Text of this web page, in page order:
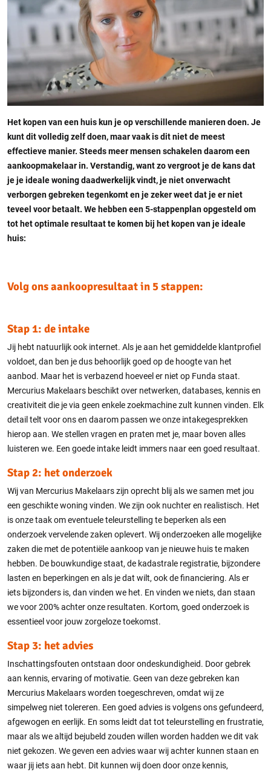
Het kopen van een huis kun je op verschillende manieren doen. Je
kunt dit volledig zelf doen, maar vaak is dit niet de meest
effectieve manier. Steeds meer mensen schakelen daarom een
aankoopmakelaar in. Verstandig, want zo vergroot je de kans dat
je je ideale woning daadwerkelijk vindt, je niet onverwacht
verborgen gebreken tegenkomt en je zeker weet dat je er niet
teveel voor betaalt. We hebben een 5-stappenplan opgesteld om
tot het optimale resultaat te komen bij het kopen van je ideale
huis:
Volg ons aankoopresultaat in 5 stappen:
Stap 1: de intake
Jij hebt natuurlijk ook internet. Als je aan het gemiddelde klantprofiel
voldoet, dan ben je dus behoorlijk goed op de hoogte van het
aanbod. Maar het is verbazend hoeveel er niet op Funda staat.
Mercurius Makelaars beschikt over netwerken, databases, kennis en
creativiteit die je via geen enkele zoekmachine zult kunnen vinden. Elk
detail telt voor ons en daarom passen we onze intakegesprekken
hierop aan. We stellen vragen en praten met je, maar boven alles
luisteren we. Een goede intake leidt immers naar een goed resultaat.
Stap 2: het onderzoek
Wij van Mercurius Makelaars zijn oprecht blij als we samen met jou
een geschikte woning vinden. We zijn ook nuchter en realistisch. Het
is onze taak om eventuele teleurstelling te beperken als een
onderzoek vervelende zaken oplevert. Wij onderzoeken alle mogelijke
zaken die met de potentiële aankoop van je nieuwe huis te maken
hebben. De bouwkundige staat, de kadastrale registratie, bijzondere
lasten en beperkingen en als je dat wilt, ook de financiering. Als er
iets bijzonders is, dan vinden we het. En vinden we niets, dan staan
we voor 200% achter onze resultaten. Kortom, goed onderzoek is
essentieel voor jouw zorgeloze toekomst.
Stap 3: het advies
Inschattingsfouten ontstaan door ondeskundigheid. Door gebrek
aan kennis, ervaring of motivatie. Geen van deze gebreken kan
Mercurius Makelaars worden toegeschreven, omdat wij ze
simpelweg niet tolereren. Een goed advies is volgens ons gefundeerd,
afgewogen en eerlijk. En soms leidt dat tot teleurstelling en frustratie,
maar als we altijd bejubeld zouden willen worden hadden we dit vak
niet gekozen. We geven een advies waar wij achter kunnen staan en
waar jij iets aan hebt. Dit kunnen wij doen door onze kennis,